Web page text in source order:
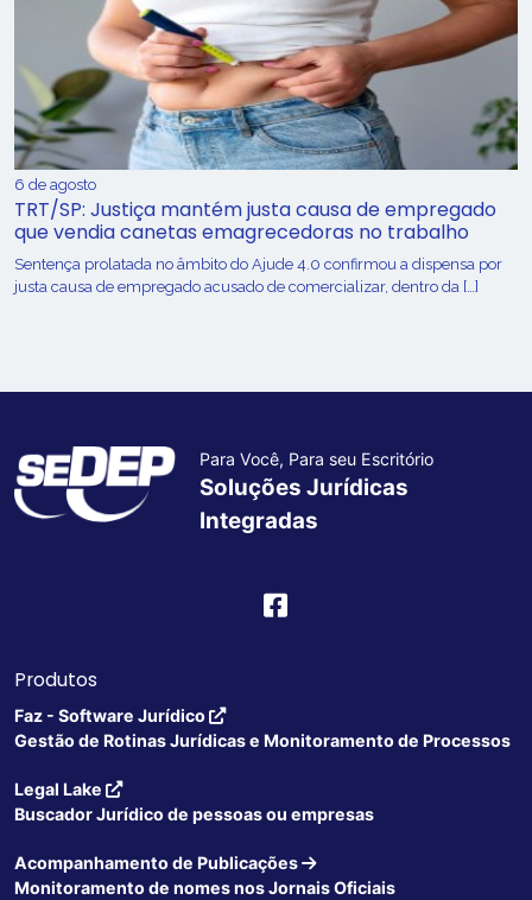
6 de agosto
TRT/SP: Justiça mantém justa causa de empregado
que vendia canetas emagrecedoras no trabalho
Sentença prolatada no âmbito do Ajude 4.0 confirmou a dispensa por
justa causa de empregado acusado de comercializar, dentro da […]
Para Você, Para seu Escritório
Soluções Jurídicas
Integradas
Produtos
Faz - Software Jurídico
Gestão de Rotinas Jurídicas e Monitoramento de Processos
Legal Lake
Buscador Jurídico de pessoas ou empresas
Acompanhamento de Publicações
Monitoramento de nomes nos Jornais Oficiais